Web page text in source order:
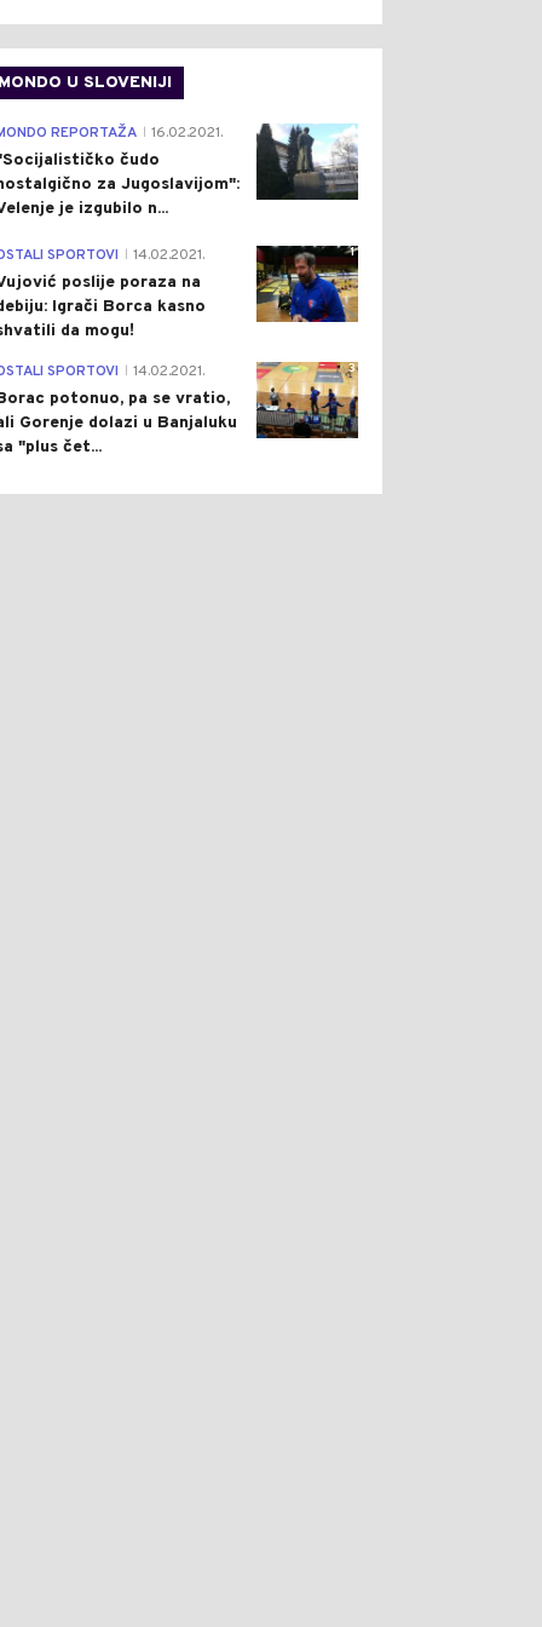
MONDO U SLOVENIJI
4
REPORTAŽA 16.02.2021.
čudo
za Jugoslavijom":
je izgubilo n...
1
SPORTOVI 14.02.2021.
poslije poraza na
Igrači Borca kasno
da mogu!
3
SPORTOVI 14.02.2021.
potonuo, pa se vratio,
Gorenje dolazi u Banjaluku
"plus čet...